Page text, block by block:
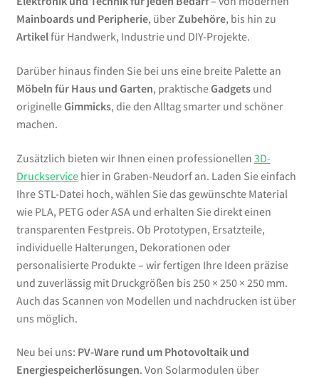
Mainboards und Peripherie, überZubehöre, bis hin zu
Artikelfür Handwerk, Industrie und DIY-Projekte.
Darüber hinaus finden Sie bei uns eine breite Palette an
Möbeln für Haus und Garten, praktischeGadgetsund
originelleGimmicks, die den Alltag smarter und schöner
machen.
Zusätzlich bieten wir Ihnen einen professionellen 3D-
Druckservicehier in Graben-Neudorf an. Laden Sie einfach
Ihre STL-Datei hoch, wählen Sie das gewünschte Material
wie PLA, PETG oder ASA und erhalten Sie direkt einen
transparenten Festpreis. Ob Prototypen, Ersatzteile,
individuelle Halterungen, Dekorationen oder
personalisierte Produkte – wir fertigen Ihre Ideen präzise
und zuverlässig mit Druckgrößen bis 250 × 250 × 250 mm.
Auch das Scannen von Modellen und nachdrucken ist über
uns möglich.
Neu bei uns: PV-Ware rund um Photovoltaik und
Energiespeicherlösungen. Von Solarmodulen über